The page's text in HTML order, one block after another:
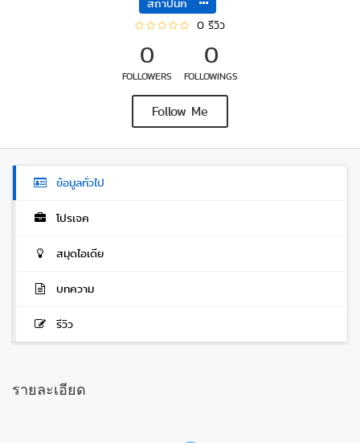
สถาปนิก
0 รีวิว
0
FOLLOWINGS
0
FOLLOWERS
Follow Me
ข้อมูลทั่วไป
โปรเจค
สมุดไอเดีย
บทความ
รีวิว
รายละเอียด